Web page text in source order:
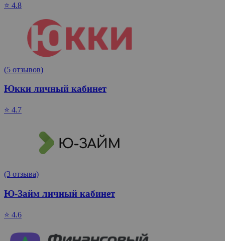
⭐ 4.8
(5 отзывов)
Юкки личный кабинет
⭐ 4.7
(3 отзыва)
Ю-Займ личный кабинет
⭐ 4.6